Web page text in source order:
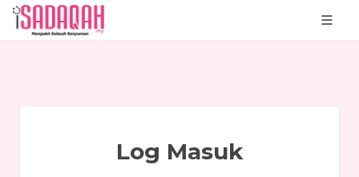
Log Masuk